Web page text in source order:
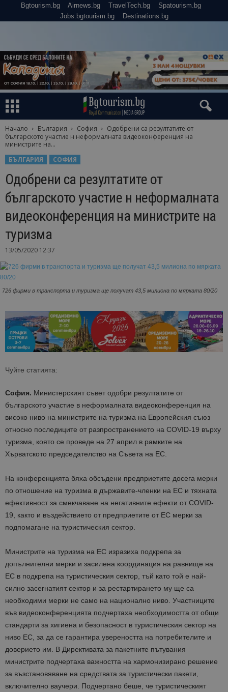
Bgtourism.bg Airnews.bg TravelTech.bg
Spatourism.bg
Jobs.bgtourism.bg
Destinations.bg
Начало България София
Одобрени са резултатите от
българското участие н неформалната видеоконференция на
министрите на...
БЪЛГАРИЯ
СОФИЯ
Одобрени са резултатите от
българското участие н неформалната
видеоконференция на министрите на
туризма
13/05/2020 12:37
726 фирми в транспорта и туризма ще получат 43,5 милиона по мярката 80/20
Чуйте статията:
София. Министерският съвет одобри резултатите от
българското участие в неформалната видеоконференция на
високо ниво на министрите на туризма на Европейския съюз
относно последиците от разпространението на COVID-19 върху
туризма, която се проведе на 27 април в рамките на
Хърватското председателство на Съвета на ЕС.
На конференцията бяха обсъдени предприетите досега мерки
по отношение на туризма в държавите-членки на ЕС и тяхната
ефективност за смекчаване на негативните ефекти от COVID-
19, както и въздействието от предприетите от ЕС мерки за
подпомагане на туристическия сектор.
Министрите на туризма на ЕС изразиха подкрепа за
допълнителни мерки и засилена координация на равнище на
ЕС в подкрепа на туристическия сектор, тъй като той е най-
силно засегнатият сектор и за рестартирането му ще са
необходими мерки не само на национално ниво. Участниците
във видеоконференцията подчертаха необходимостта от общи
стандарти за хигиена и безопасност в туристическия сектор на
ниво ЕС, за да се гарантира увереността на потребителите и
доверието им. В Директивата за пакетните пътувания
министрите подчертаха важността на хармонизирано решение
за възстановяване на средствата за туристически пакети,
включително ваучери. Подчертано беше, че туристическият